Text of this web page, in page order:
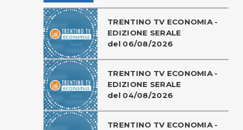
TRENTINO TV ECONOMIA -
EDIZIONE SERALE
del 06/08/2026
TRENTINO TV ECONOMIA -
EDIZIONE SERALE
del 04/08/2026
TRENTINO TV ECONOMIA -